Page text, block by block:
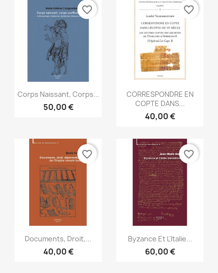
Aperçu rapide
Corps Naissant, Corps...
50,00 €
favorite_border
Aperçu rapide
CORRESPONDRE EN
COPTE DANS...
40,00 €
favorite_border
Aperçu rapide
Documents, Droit,...
40,00 €
favorite_border
Aperçu rapide
Byzance Et L'Italie...
60,00 €
favorite_border